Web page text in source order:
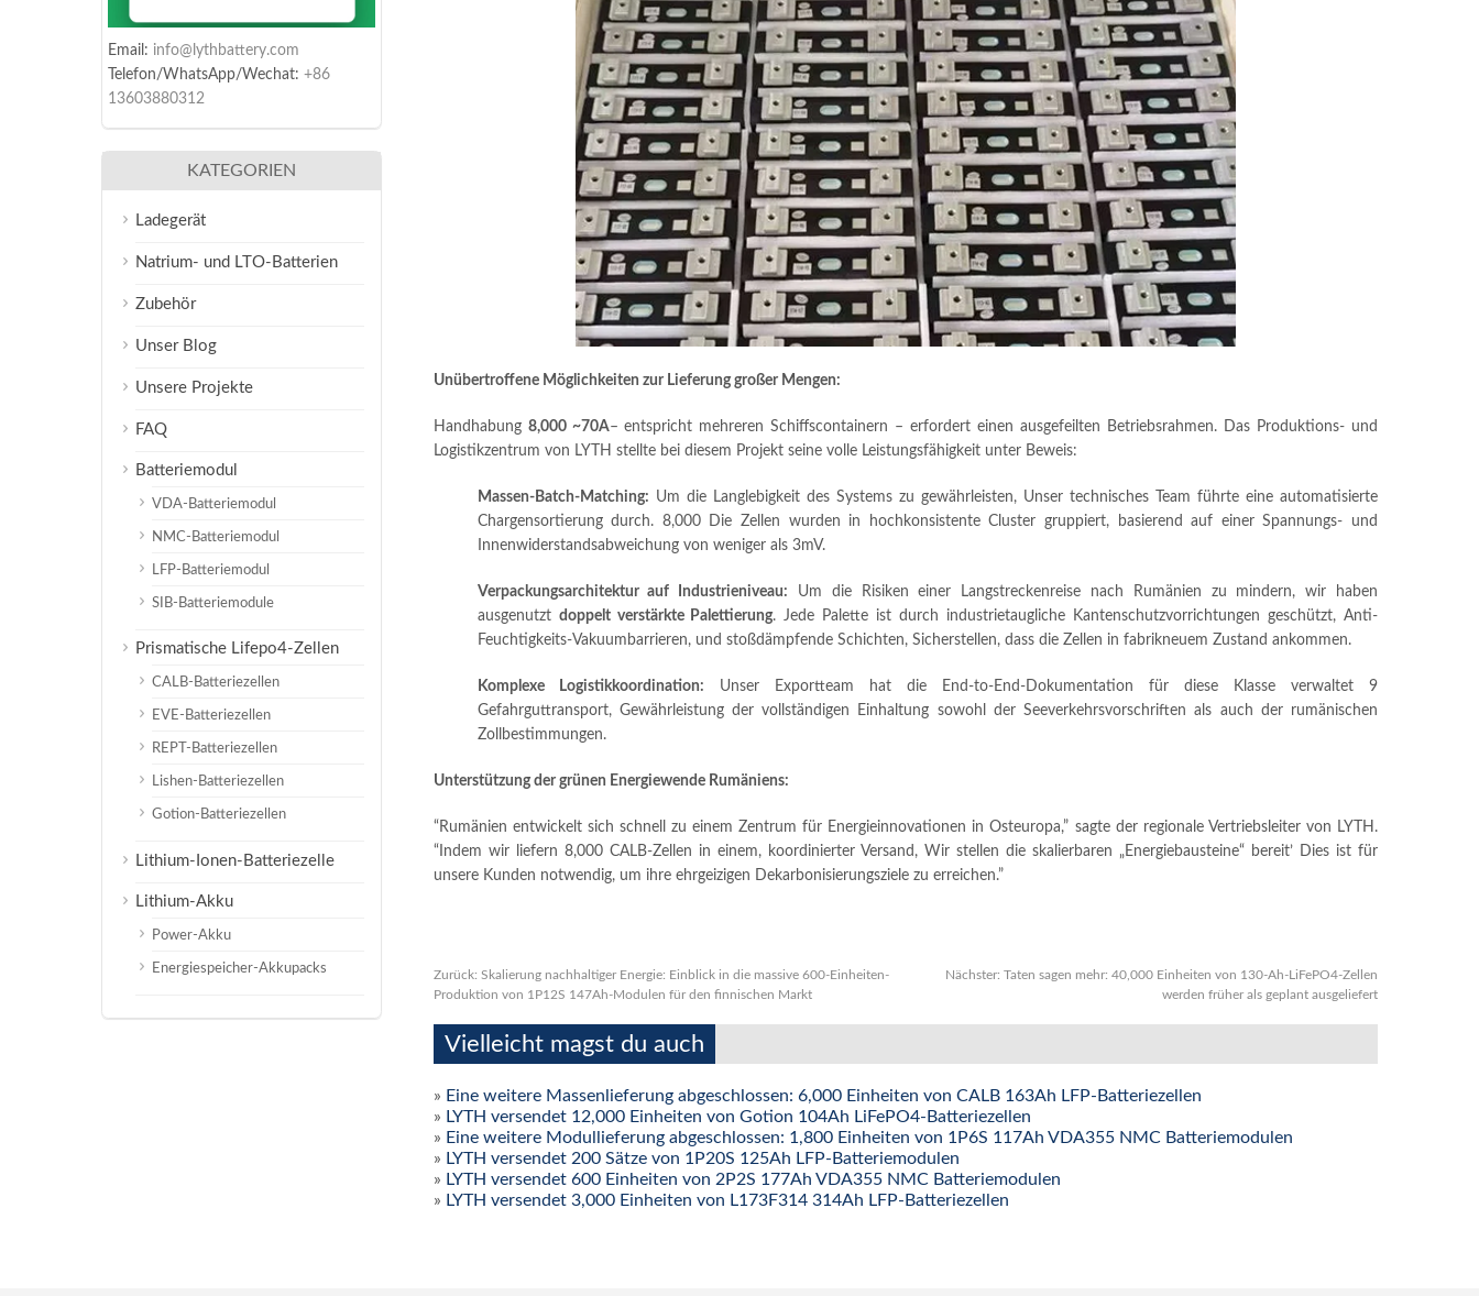
Unübertroffene Möglichkeiten zur Lieferung großer Mengen:
Handhabung 8,000 ~70A– entspricht mehreren Schiffscontainern – erfordert einen ausgefeilten Betriebsrahmen. Das Produktions- und
Logistikzentrum von LYTH stellte bei diesem Projekt seine volle Leistungsfähigkeit unter Beweis:
Massen-Batch-Matching: Um die Langlebigkeit des Systems zu gewährleisten, Unser technisches Team führte eine automatisierte
Chargensortierung durch. 8,000 Die Zellen wurden in hochkonsistente Cluster gruppiert, basierend auf einer Spannungs- und
Innenwiderstandsabweichung von weniger als3mV.
Verpackungsarchitektur auf Industrieniveau: Um die Risiken einer Langstreckenreise nach Rumänien zu mindern, wir haben
ausgenutzt doppelt verstärkte Palettierung. Jede Palette ist durch industrietaugliche Kantenschutzvorrichtungen geschützt, Anti-
Feuchtigkeits-Vakuumbarrieren, und stoßdämpfende Schichten, Sicherstellen, dass die Zellen in fabrikneuem Zustand ankommen.
Komplexe Logistikkoordination: Unser Exportteam hat die End-to-End-Dokumentation für diese Klasse verwaltet 9
Gefahrguttransport, Gewährleistung der vollständigen Einhaltung sowohl der Seeverkehrsvorschriften als auch der rumänischen
Zollbestimmungen.
Unterstützung der grünen Energiewende Rumäniens:
“Rumänien entwickelt sich schnell zu einem Zentrum für Energieinnovationen in Osteuropa,” sagte der regionale Vertriebsleiter von LYTH.
“Indem wir liefern 8,000 CALB-Zellen in einem, koordinierter Versand, Wir stellen die skalierbaren „Energiebausteine“ bereit’ Dies ist für
unsere Kunden notwendig, um ihre ehrgeizigen Dekarbonisierungsziele zu erreichen.”
Zurück: Skalierung nachhaltiger Energie: Einblick in die massive 600-Einheiten-
Produktion von 1P12S 147Ah-Modulen für den finnischen Markt
Nächster: Taten sagen mehr: 40,000 Einheiten von 130-Ah-LiFePO4-Zellen
werden früher als geplant ausgeliefert
Vielleicht magst du auch
» Eine weitere Massenlieferung abgeschlossen: 6,000 Einheiten von CALB 163Ah LFP-Batteriezellen
» LYTH versendet 12,000 Einheiten von Gotion 104Ah LiFePO4-Batteriezellen
» Eine weitere Modullieferung abgeschlossen: 1,800 Einheiten von 1P6S 117Ah VDA355 NMC Batteriemodulen
» LYTH versendet 200 Sätze von 1P20S 125Ah LFP-Batteriemodulen
» LYTH versendet 600 Einheiten von 2P2S 177Ah VDA355 NMC Batteriemodulen
» LYTH versendet 3,000 Einheiten von L173F314 314Ah LFP-Batteriezellen
Email: info@lythbattery.com
Telefon/WhatsApp/Wechat: +86
13603880312
KATEGORIEN
Ladegerät
Natrium- und LTO-Batterien
Zubehör
Unser Blog
Unsere Projekte
FAQ
Batteriemodul
VDA-Batteriemodul
NMC-Batteriemodul
LFP-Batteriemodul
SIB-Batteriemodule
Prismatische Lifepo4-Zellen
CALB-Batteriezellen
EVE-Batteriezellen
REPT-Batteriezellen
Lishen-Batteriezellen
Gotion-Batteriezellen
Lithium-Ionen-Batteriezelle
Lithium-Akku
Power-Akku
Energiespeicher-Akkupacks